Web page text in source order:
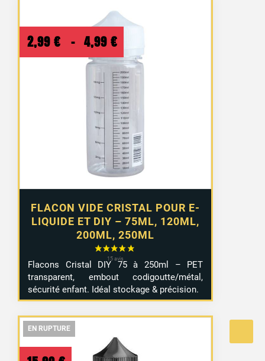
FLACON VIDE CRISTAL POUR E-
LIQUIDE ET DIY – 75ML, 120ML,
200ML, 250ML
2,99 € – 4,99 €
de
prix :
2,99 €
à
4,99 €
Flacons Cristal DIY 75 à 250ml – PET
transparent, embout codigoutte/métal,
sécurité enfant. Idéal stockage & précision.
EN RUPTURE
EN RUPTURE
EN RUPTURE